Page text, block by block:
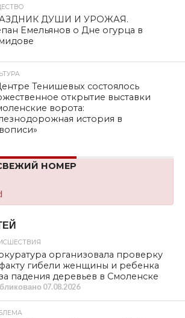
ДУШИ И УРОЖАЯ.
Емельянов о Дне огурца в
Тенишевых состоялось
открытие выставки
ворота:
история в
НОМЕР
организовала проверку
гибели женщины и ребенка
падения деревьев в Смоленске
07.08.2026